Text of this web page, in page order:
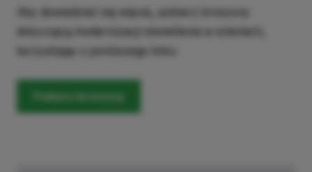
Aby dowiedzieć się więcej, pobierz broszurę
dotyczącą modernizacji oświetlenia w szkołach,
korzystając z poniższego linku:
Pobierz broszurę